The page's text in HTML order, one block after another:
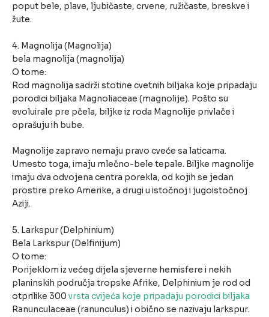
poput bele, plave, ljubičaste, crvene, ružičaste, breskve i
žute.
4. Magnolija (Magnolija)
bela magnolija (magnolija)
O tome:
Rod magnolija sadrži stotine cvetnih biljaka koje pripadaju
porodici biljaka Magnoliaceae (magnolije). Pošto su
evoluirale pre pčela, biljke iz roda Magnolije privlače i
oprašuju ih bube.
Magnolije zapravo nemaju pravo cveće sa laticama.
Umesto toga, imaju mlečno-bele tepale. Biljke magnolije
imaju dva odvojena centra porekla, od kojih se jedan
prostire preko Amerike, a drugi u istočnoj i jugoistočnoj
Aziji.
5. Larkspur (Delphinium)
Bela Larkspur (Delfinijum)
O tome:
Porijeklom iz većeg dijela sjeverne hemisfere i nekih
planinskih područja tropske Afrike, Delphinium je rod od
otprilike 300 vrsta cvijeća koje pripadaju porodici biljaka
Ranunculaceae (ranunculus) i obično se nazivaju larkspur.